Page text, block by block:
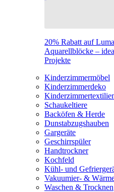
20% Rabatt auf
Aquarellblöcke –
Projekte
Kinderzimmermöbel
Kinderzimmerdeko
Schaukeltiere
Backöfen & Herde
Dunstabzugshauben
Gargeräte
Geschirrspüler
Handtrockner
Kochfeld
Kühl- und
Vakuumier- &
Waschen & Trocknen